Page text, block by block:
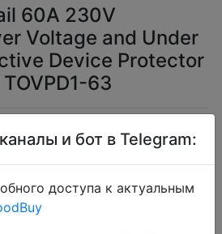
60A 230V
Voltage and Under
Device Protector
63
$5.34
Coins
и бот в Telegram:
доступа к актуальным